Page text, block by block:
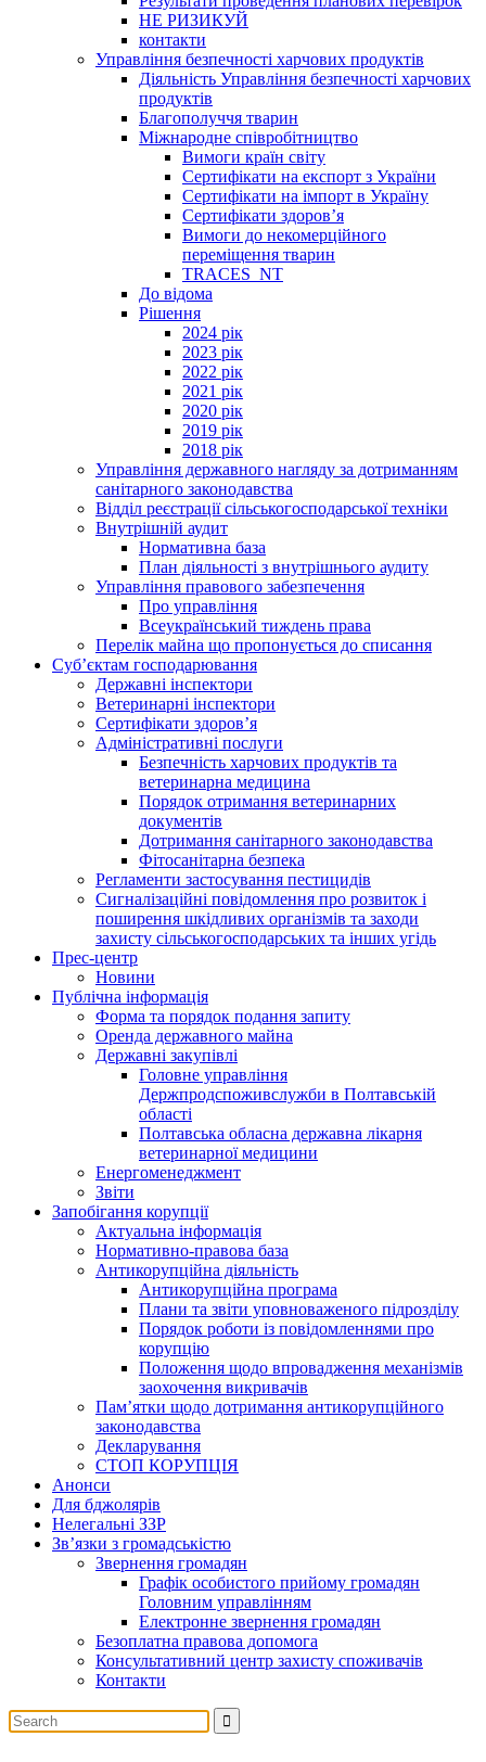
НЕ РИЗИКУЙ
контакти
Управління безпечності харчових продуктів
Діяльність Управління безпечності харчових
продуктів
Благополуччя тварин
Міжнародне співробітництво
Вимоги країн світу
Сертифікати на експорт з України
Сертифікати на імпорт в Україну
Сертифікати здоров’я
Вимоги до некомерційного
переміщення тварин
TRACES_NT
До відома
Рішення
2024 рік
2023 рік
2022 рік
2021 рік
2020 рік
2019 рік
2018 рік
Управління державного нагляду за дотриманням
санітарного законодавства
Відділ реєстрації сільськогосподарської техніки
Внутрішній аудит
Нормативна база
План діяльності з внутрішнього аудиту
Управління правового забезпечення
Про управління
Всеукраїнський тиждень права
Перелік майна що пропонується до списання
Суб’єктам господарювання
Державні інспектори
Ветеринарні інспектори
Сертифікати здоров’я
Адміністративні послуги
Безпечність харчових продуктів та
ветеринарна медицина
Порядок отримання ветеринарних
документів
Дотримання санітарного законодавства
Фітосанітарна безпека
Регламенти застосування пестицидів
Сигналізаційні повідомлення про розвиток і
поширення шкідливих організмів та заходи
захисту сільськогосподарських та інших угідь
Прес-центр
Новини
Публічна інформація
Форма та порядок подання запиту
Оренда державного майна
Державні закупівлі
Головне управління
Держпродспоживслужби в Полтавській
області
Полтавська обласна державна лікарня
ветеринарної медицини
Енергоменеджмент
Звіти
Запобігання корупції
Актуальна інформація
Нормативно-правова база
Антикорупційна діяльність
Антикорупційна програма
Плани та звіти уповноваженого підрозділу
Порядок роботи із повідомленнями про
корупцію
Положення щодо впровадження механізмів
заохочення викривачів
Пам’ятки щодо дотримання антикорупційного
законодавства
Декларування
СТОП КОРУПЦІЯ
Анонси
Для бджолярів
Нелегальні ЗЗР
Зв’язки з громадськістю
Звернення громадян
Графік особистого прийому громадян
Головним управлінням
Електронне звернення громадян
Безоплатна правова допомога
Консультативний центр захисту споживачів
Контакти